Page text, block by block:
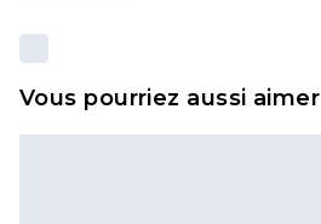
Vous pourriez aussi aimer